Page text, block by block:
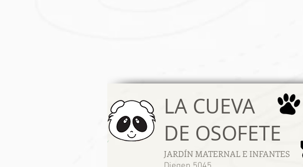
LA CUEVA
DE OSOFETE
JARDÍN MATERNAL E INFANTES